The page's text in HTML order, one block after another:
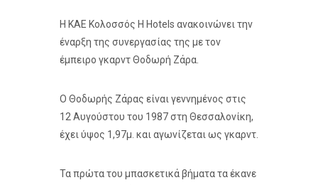
Η ΚΑΕ Κολοσσός H Hotels ανακοινώνει την
έναρξη της συνεργασίας της με τον
έμπειρο γκαρντ Θοδωρή Ζάρα.
Ο Θοδωρής Ζάρας είναι γεννημένος στις
12 Αυγούστου του 1987 στη Θεσσαλονίκη,
έχει ύψος 1,97μ. και αγωνίζεται ως γκαρντ.
Τα πρώτα του μπασκετικά βήματα τα έκανε